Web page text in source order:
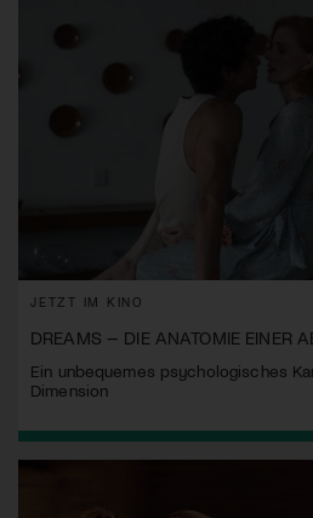
JETZT IM KINO
DREAMS – DIE ANATOMIE EINER
Ein unbequemes psychologisches
Dimension